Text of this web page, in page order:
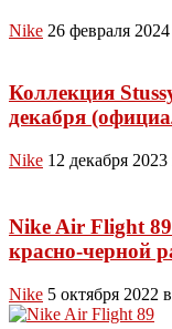
Nike 26 февраля 2024
Коллекция
декабря
Nike 12 декабря
Nike Air Flight
красно-черной
Nike 5 октября 2022